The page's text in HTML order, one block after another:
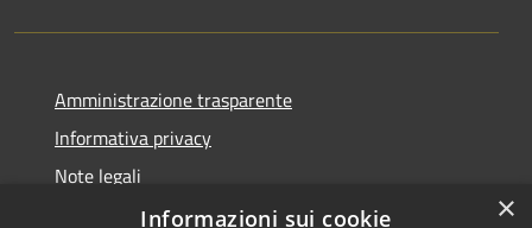
Amministrazione trasparente
Informativa privacy
Note legali
Dichiarazione di accessibilità
×
Informazioni sui cookie